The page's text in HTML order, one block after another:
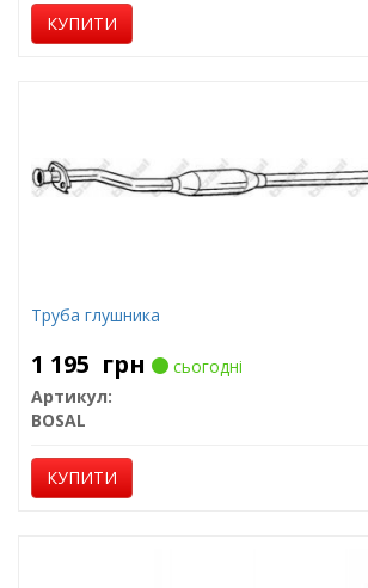
КУПИТИ
Труба глушника
1 195 грн
сьогодні
Артикул:
BOSAL
КУПИТИ